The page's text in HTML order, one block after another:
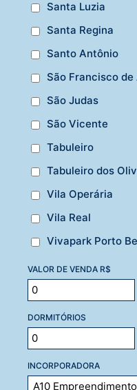
Santa Luzia
Santa Regina
Santo Antônio
São Francisco de
São Judas
São Vicente
Tabuleiro
Tabuleiro dos
Vila Operária
Vila Real
Vivapark Porto
VALOR DE VENDA R$
DORMITÓRIOS
INCORPORADORA